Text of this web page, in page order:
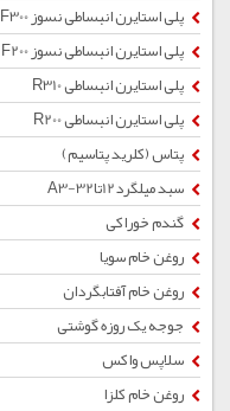
پلی استایرن انبساطی نسوز F300
پلی استایرن انبساطی نسوز F200
پلی استایرن انبساطی R310
پلی استایرن انبساطی R200
پتاس (کلرید پتاسیم)
سبد میلگرد12تا32-A3
گندم خوراکی
روغن خام سویا
روغن خام آفتابگردان
جوجه یک روزه گوشتی
سلاپس واکس
روغن خام کلزا